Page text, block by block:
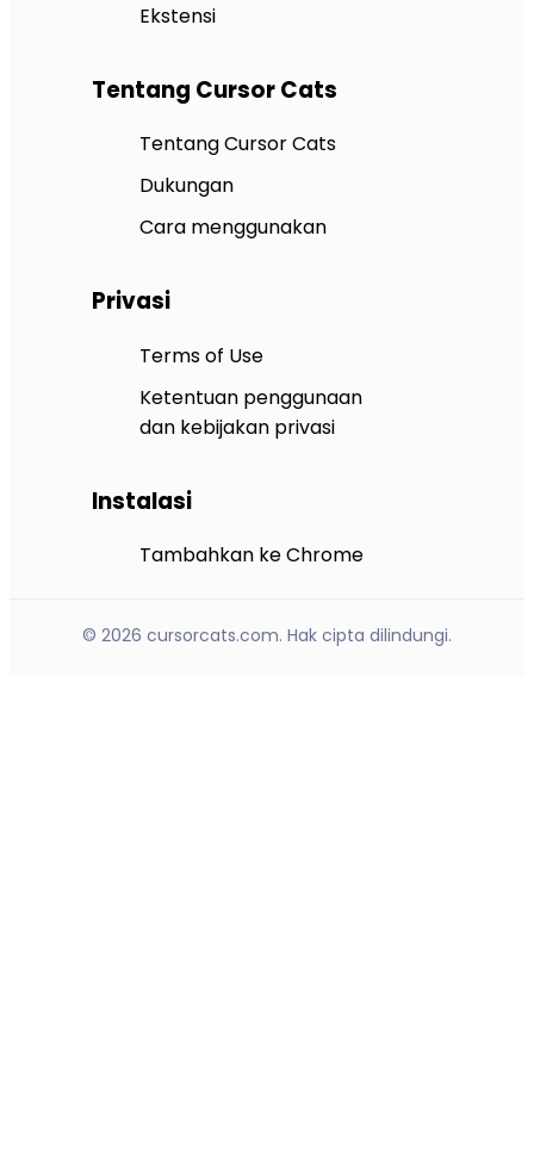
Ekstensi
Tentang Cursor Cats
Tentang Cursor Cats
Dukungan
Cara menggunakan
Privasi
Terms of Use
Ketentuan penggunaan
dan kebijakan privasi
Instalasi
Tambahkan ke Chrome
© 2026 cursorcats.com. Hak cipta dilindungi.